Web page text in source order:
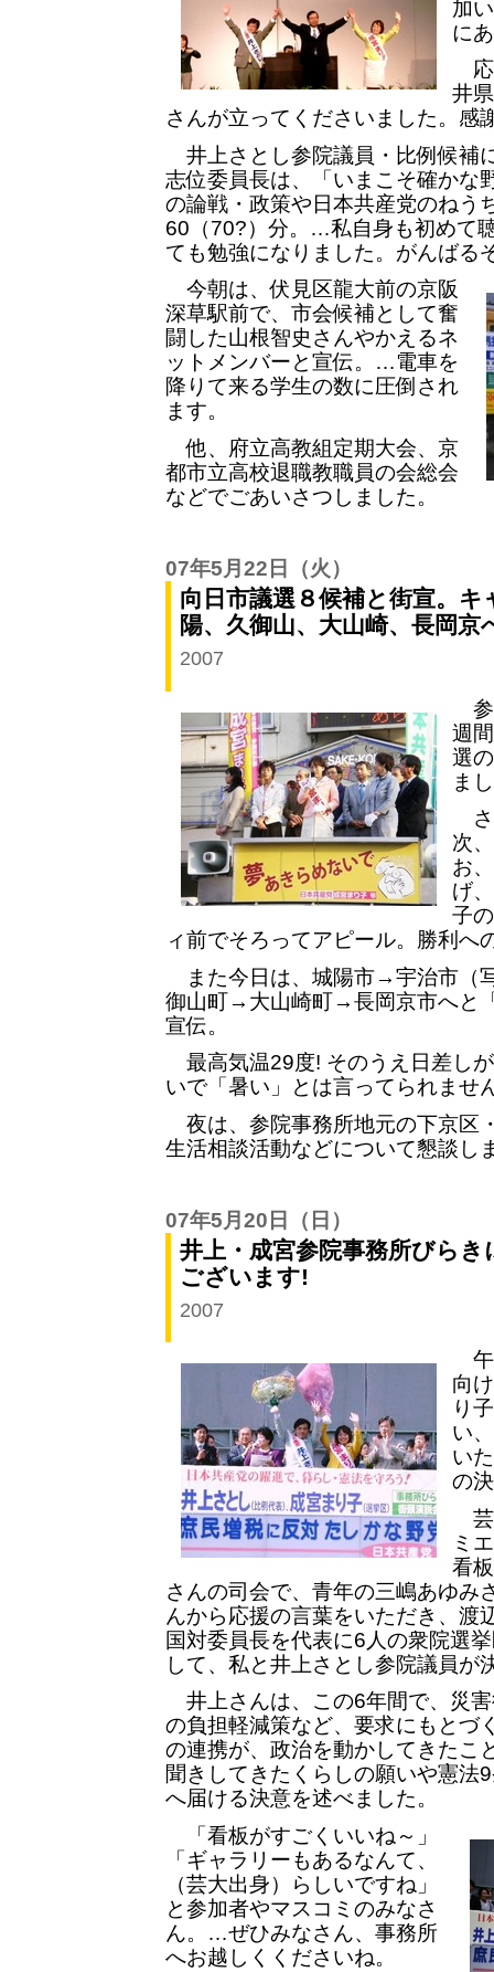
加
に
応
井
さんが立ってくださいました。感
井上さとし参院議員・比例候補
志位委員長は、「いまこそ確かな
の論戦・政策や日本共産党のねう
60（70?）分。…私自身も初めて
ても勉強になりました。がんばる
今朝は、伏見区龍大前の京阪
深草駅前で、市会候補として奮
闘した山根智史さんやかえるネ
ットメンバーと宣伝。…電車を
降りて来る学生の数に圧倒され
ます。
他、府立高教組定期大会、京
都市立高校退職教職員の会総会
などでごあいさつしました。
07年5月22日 （火）
向日市議選８候補と街宣。
陽、久御山、大山崎、長岡京
2007
参
週
選
ま
さ
次
お
げ
子
ィ前でそろってアピール。勝利へ
また今日は、城陽市→宇治市（
御山町→大山崎町→長岡京市へと
宣伝。
最高気温29度! そのうえ日差し
いで「暑い」とは言ってられませ
夜は、参院事務所地元の下京区
生活相談活動などについて懇談し
07年5月20日 （日）
井上・成宮参院事務所びら
ございます!
2007
午
向
り
い
い
の
芸
ミ
看
さんの司会で、青年の三嶋あゆみ
んから応援の言葉をいただき、渡
国対委員長を代表に6人の衆院選
して、私と井上さとし参院議員が
井上さんは、この6年間で、災
の負担軽減策など、要求にもとづ
の連携が、政治を動かしてきたこ
聞きしてきたくらしの願いや憲法
へ届ける決意を述べました。
「看板がすごくいいね～」
「ギャラリーもあるなんて、
（芸大出身）らしいですね」
と参加者やマスコミのみなさ
ん。…ぜひみなさん、事務所
へお越しくくださいね。